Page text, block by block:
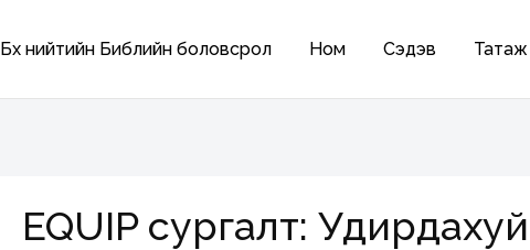
Бүх нийтийн Библийн боловсрол Ном Сэдэв Татаж
EQUIP сургалт: